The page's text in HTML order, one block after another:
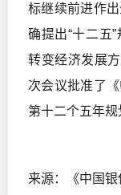
标继续前进作
确提出“十二五
转变经济发展
次会议批准了
第十二个五年规
来源：《中国